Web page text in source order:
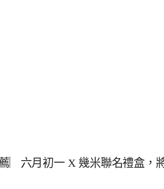
︳六月初一 X 幾米聯名禮盒，